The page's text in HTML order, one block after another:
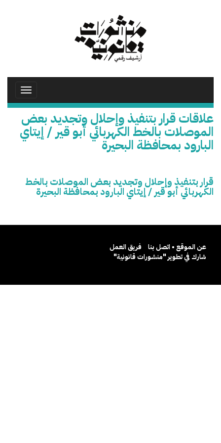
Toggle
علاقات قرار بتنفيذ وإحلال وتجديد بعض
الموصلات بالخط الكهربائي أبو قير / إيتاي
البارود بمحافظة البحيرة
قرار بتنفيذ وإحلال وتجديد بعض الموصلات بالخط
الكهربائي أبو قير / إيتاي البارود بمحافظة البحيرة
عن الموقع • اتصل بنا
فريق العمل
شارك في تطوير "منشورات قانونية"